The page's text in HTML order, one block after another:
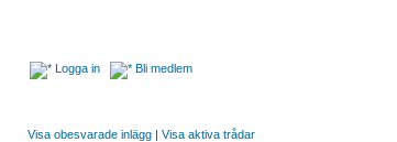
Logga in Bli medlem
Visa obesvarade inlägg | Visa aktiva trådar